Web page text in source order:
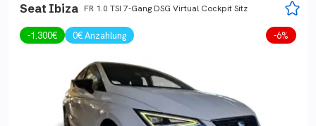
Seat Ibiza FR 1.0 TSI 7-Gang DSG Virtual Cockpit Sitz
-1.300€ 0€ Anzahlung -6%